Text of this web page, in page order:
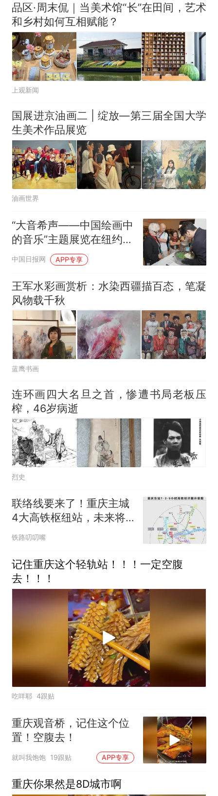
品区·周末侃｜当美术馆“长”在田间，艺术
和乡村如何互相赋能？
上观新闻
国展进京油画二 | 绽放—第三届全国大学
生美术作品展览
油画世界
“大音希声——中国绘画中
的音乐”主题展览在纽约举
行
中国日报网 APP专享
王军水彩画赏析：水染西疆描百态，笔凝
风物载千秋
蓝鹰书画
连环画四大名旦之首，惨遭书局老板压
榨，46岁病逝
烈史
联络线要来了！重庆主城
4大高铁枢纽站，未来将
高效互通！
铁路叨叨嘴
记住重庆这个轻轨站！！！一定空腹
去！！！
吃咩耶 4跟贴
重庆观音桥，记住这个位
置！空腹去！
就叫我饱饱 19跟贴 APP专享
重庆你果然是8D城市啊